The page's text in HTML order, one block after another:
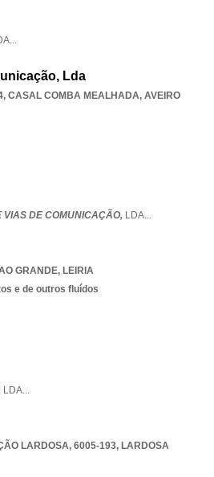
...
Lda
, CASAL COMBA MEALHADA, AVEIRO
VIAS DE COMUNICAÇÃO, LDA...
GRANDE, LEIRIA
e de outros fluídos
LDA...
LARDOSA, 6005-193, LARDOSA